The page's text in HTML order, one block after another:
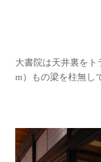
大書院は天井裏をト
m）もの梁を柱無し